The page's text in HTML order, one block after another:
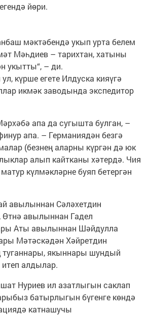
йөри.
мәктәбендә укып урта белем
Мәһдиев – тарихтан, хатыны
укытты“, – ди.
күрше егете Илдуска кияүгә
икмәк заводында экспедитор
апа да сугышта булган, –
апа. – Германиядән безгә
(безнең аларны күргән дә юк
алып кайтканы хәтердә. Чия
күлмәкләрне буяп бетергән
авылыннан Сәләхетдин
авылыннан Гадел
Аты авылыннан Шәйдулла
Мәтәскәдән Хәйретдин
якыннары шундый
алдылар.
Нуриев ил азатлыгын саклап
батырлыгын бүгенге көндә
катнашучы